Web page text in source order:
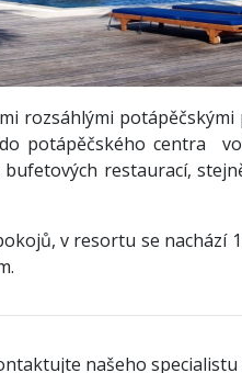
rozsáhlými
potápěčského centra
restaurací,
v resortu se nachází
našeho